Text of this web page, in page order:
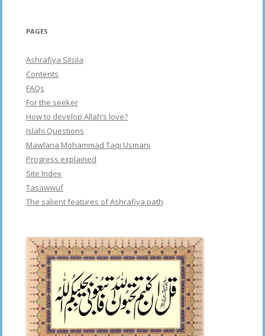
PAGES
Ashrafiya Silsila
Contents
FAQs
For the seeker
How to develop Allah’s love?
Islahi Questions
Mawlana Mohammad Taqi Usmani
Progress explained
Site Index
Tasawwuf
The salient features of Ashrafiya path